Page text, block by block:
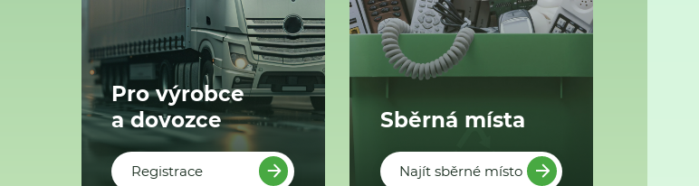
Pro výrobce
a dovozce
Registrace
Sběrná místa
Najít sběrné místo